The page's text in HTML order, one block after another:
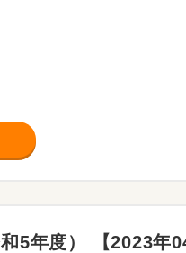
5年度） 【2023年